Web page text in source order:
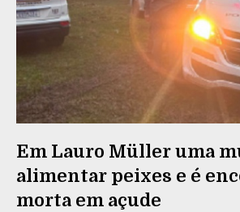
Em Lauro Müller uma
alimentar peixes e é
morta em açude